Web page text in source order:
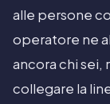
alle persone
operatore ne
ancora chi sei,
collegare la